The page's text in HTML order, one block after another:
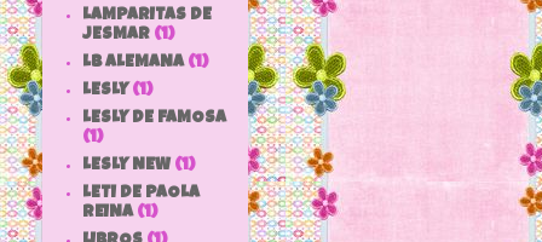
LAMPARITAS DE
JESMAR (1)
LB ALEMANA (1)
LESLY (1)
LESLY DE FAMOSA
(1)
LESLY NEW (1)
LETI DE PAOLA
REINA (1)